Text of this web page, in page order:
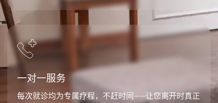
一对一服务
每次就诊均为专属疗程，不赶时间——让您离开时真正